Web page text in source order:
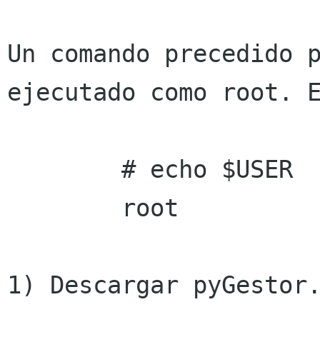
Un comando
ejecutado como root.
1) Descargar